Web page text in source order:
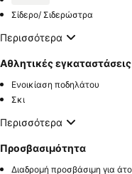
Σίδερο/ Σιδερώστρα
Περισσότερα
Αθλητικές εγκαταστάσεις
Ενοικίαση ποδηλάτου
Σκι
Περισσότερα
Προσβασιμότητα